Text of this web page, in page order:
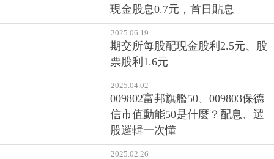
現金股息0.7元，首日貼息
2025.06.19
期交所每股配現金股利2.5元、股
票股利1.6元
2025.04.02
009802富邦旗艦50、009803保德
信市值動能50是什麼？配息、選
股邏輯一次懂
2025.02.26